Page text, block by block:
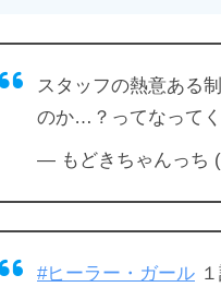
スタッフの熱意ある
のか…？ってなって
— もどきちゃんっち
#ヒーラー・ガール